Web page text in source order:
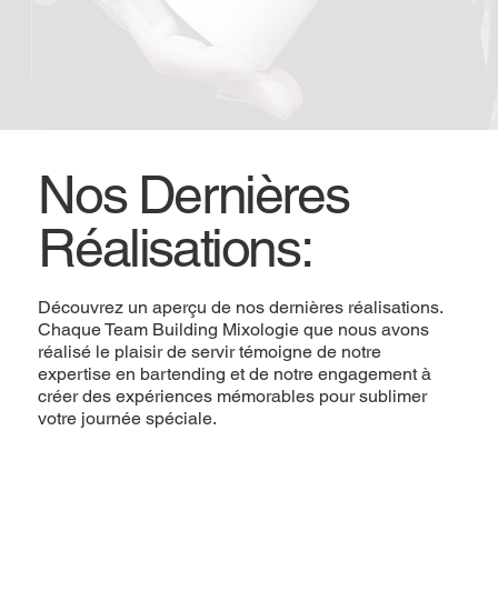
Nos Dernières
Réalisations:
Découvrez un aperçu de nos dernières réalisations.
Chaque Team Building Mixologie que nous avons
réalisé le plaisir de servir témoigne de notre
expertise en bartending et de notre engagement à
créer des expériences mémorables pour sublimer
votre journée spéciale.